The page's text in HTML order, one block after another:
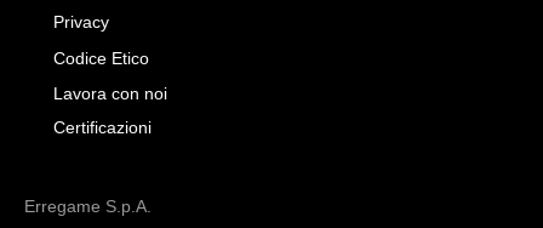
Privacy
Codice Etico
Lavora con noi
Certificazioni
Erregame S.p.A.